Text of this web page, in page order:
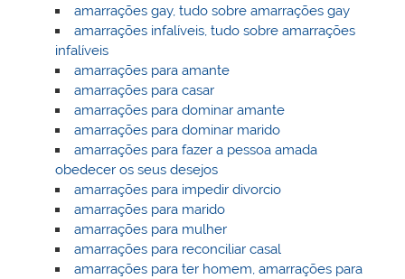
amarrações gay, tudo sobre amarrações gay
amarrações infalíveis, tudo sobre amarrações
infalíveis
amarrações para amante
amarrações para casar
amarrações para dominar amante
amarrações para dominar marido
amarrações para fazer a pessoa amada
obedecer os seus desejos
amarrações para impedir divorcio
amarrações para marido
amarrações para mulher
amarrações para reconciliar casal
amarrações para ter homem, amarrações para